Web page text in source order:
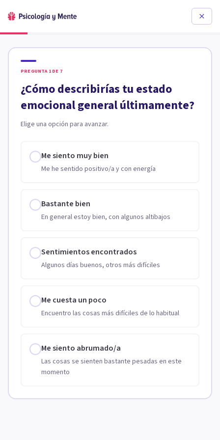
PREGUNTA 1 DE 7
¿Cómo describirías tu estado
emocional general últimamente?
Elige una opción para avanzar.
Me siento muy bien
Me he sentido positivo/a y con energía
Bastante bien
En general estoy bien, con algunos altibajos
Sentimientos encontrados
Algunos días buenos, otros más difíciles
Me cuesta un poco
Encuentro las cosas más difíciles de lo habitual
Me siento abrumado/a
Las cosas se sienten bastante pesadas en este
momento